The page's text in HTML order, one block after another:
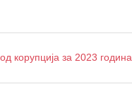
корупција за 2023 година